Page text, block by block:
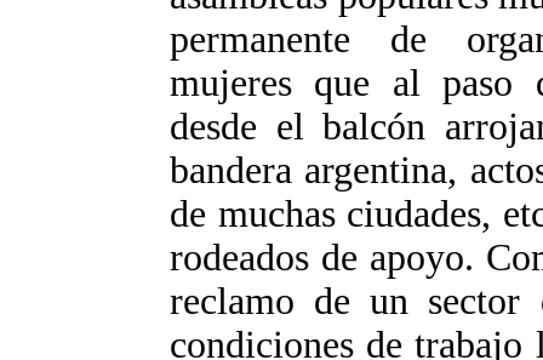
permanente de
mujeres que al paso
desde el balcón
bandera argentina,
de muchas ciudades,
rodeados de apoyo.
reclamo de un sector
condiciones de trabajo